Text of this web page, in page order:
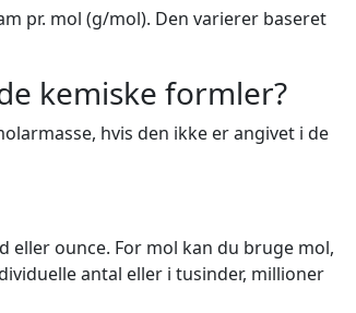
pr. mol (g/mol). Den varierer baseret
kemiske formler?
hvis den ikke er angivet i de
eller ounce. For mol kan du bruge mol,
antal eller i tusinder, millioner